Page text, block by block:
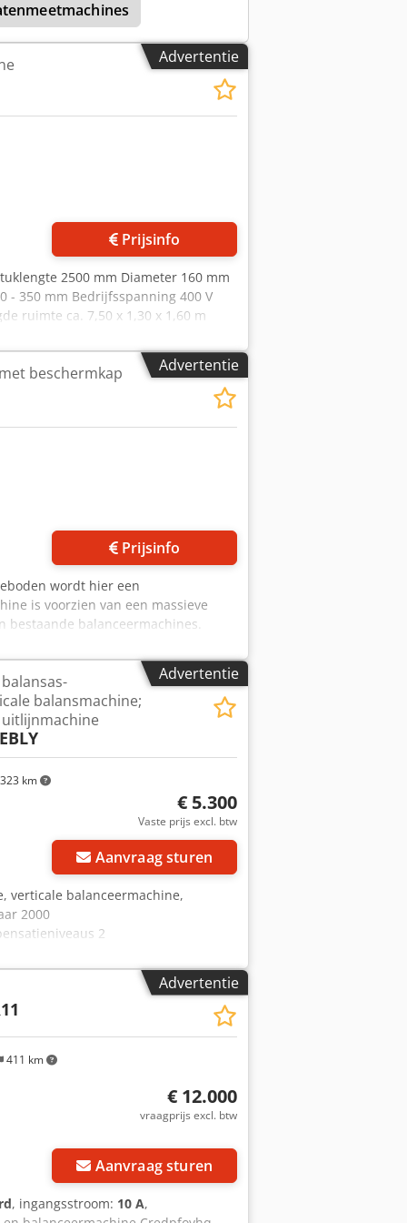
ca. 100–1000 tpm Bedlengte:
Crjdpjyhrcrefx Aptef
ca. 36 A Besturingsspanning: 24
& gewicht Afmetingen (L×B×H): ca.
Advertentie
Prijsinfo
2500 mm Diameter 160 mm
- 350 mm Bedrijfsspanning 400 V
ruimte ca. 7,50 x 1,30 x 1,60 m
mogelijk Besturingssysteem
R 32/98 Max.
Advertentie
beschermkap
Prijsinfo
wordt hier een
is voorzien van een massieve
balanceermachines.
Type: FC4c-xn Bouwjaar:
200 kg
Advertentie
km
balansmachine;
€ 5.300
Vaste prijs excl. btw
Aanvraag sturen
verticale balanceermachine,
2000
2
8 gmm/skt Toerental van de
mm Max. diameter testexemplaar
encoder HBBC
2,2 kg Werkstuklengte
x 2000 mm Gewicht 620 kg
Advertentie
411 km
€ 12.000
vraagprijs excl. btw
Aanvraag sturen
, ingangsstroom: 10 A,